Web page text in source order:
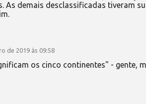
As demais desclassificadas tiveram
de 2019 às 09:58
os cinco continentes" - gente,